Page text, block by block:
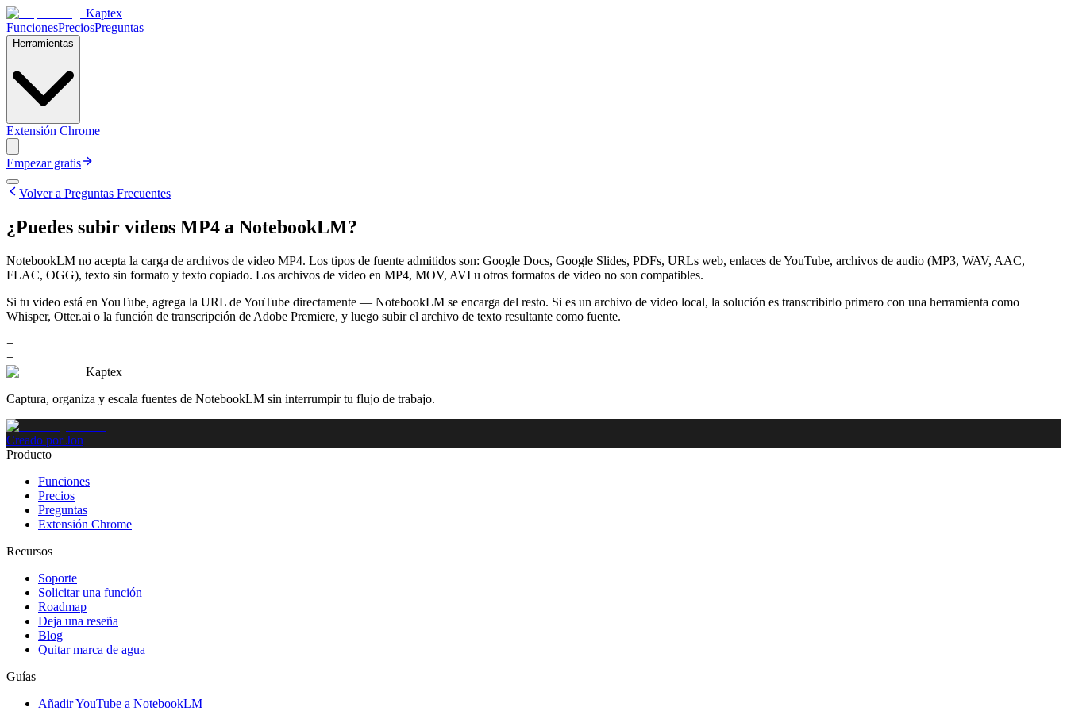
Kaptex
FuncionesPreciosPreguntas
Herramientas
Extensión Chrome
Empezar gratis
Volver a Preguntas Frecuentes
¿Puedes subir videos MP4 a NotebookLM?
NotebookLM no acepta la carga de archivos de video MP4. Los tipos de fuente admitidos son: Google Docs, Google Slides, PDFs, URLs web, enlaces de YouTube, archivos de audio (MP3, WAV, AAC,
FLAC, OGG), texto sin formato y texto copiado. Los archivos de video en MP4, MOV, AVI u otros formatos de video no son compatibles.
Si tu video está en YouTube, agrega la URL de YouTube directamente — NotebookLM se encarga del resto. Si es un archivo de video local, la solución es transcribirlo primero con una herramienta como
Whisper, Otter.ai o la función de transcripción de Adobe Premiere, y luego subir el archivo de texto resultante como fuente.
+
+
Kaptex
Captura, organiza y escala fuentes de NotebookLM sin interrumpir tu flujo de trabajo.
Creado por Jon
Producto
Funciones
Precios
Preguntas
Extensión Chrome
Recursos
Soporte
Solicitar una función
Roadmap
Deja una reseña
Blog
Quitar marca de agua
Guías
Añadir YouTube a NotebookLM